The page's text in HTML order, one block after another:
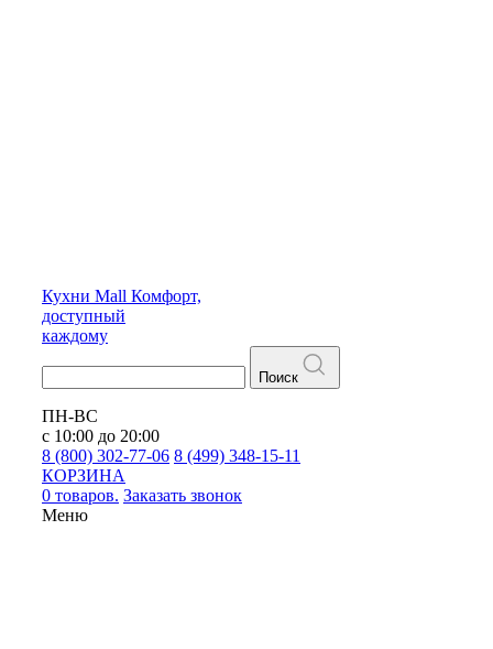
Кухни Mall Комфорт,
доступный
каждому
Поиск
ПН-ВС
с 10:00 до 20:00
8 (800) 302-77-06 8 (499) 348-15-11
КОРЗИНА
0 товаров. Заказать звонок
Меню